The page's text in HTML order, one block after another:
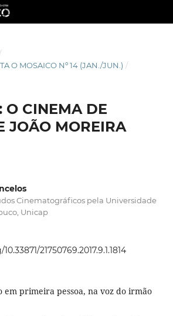
/
O MOSAICO Nº 14 (JAN./JUN.) /
O CINEMA DE
JOÃO MOREIRA
Cinematográficos pela Universidade
Unicap
21750769.2017.9.1.1814
em primeira pessoa, na voz do irmão